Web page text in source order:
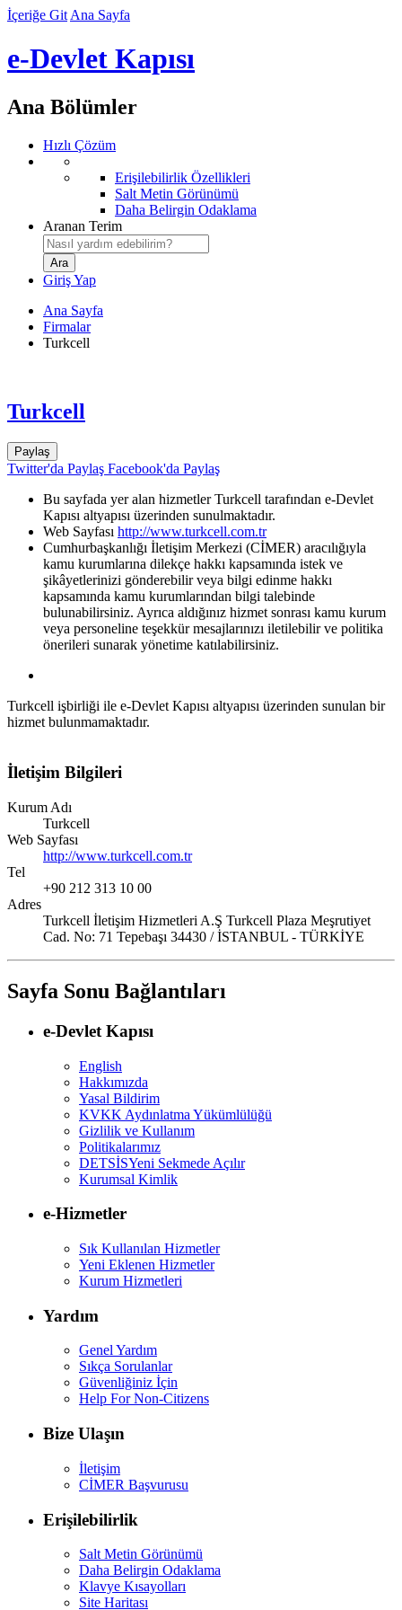
İçeriğe Git Ana Sayfa
e-Devlet Kapısı
Ana Bölümler
Hızlı Çözüm
Erişilebilirlik Özellikleri
Salt Metin Görünümü
Daha Belirgin Odaklama
Aranan Terim
Giriş Yap
Ana Sayfa
Firmalar
Turkcell
Turkcell
Paylaş
Twitter'da Paylaş Facebook'da Paylaş
Bu sayfada yer alan hizmetler Turkcell tarafından e-Devlet
Kapısı altyapısı üzerinden sunulmaktadır.
Web Sayfası http://www.turkcell.com.tr
Cumhurbaşkanlığı İletişim Merkezi (CİMER) aracılığıyla
kamu kurumlarına dilekçe hakkı kapsamında istek ve
şikâyetlerinizi gönderebilir veya bilgi edinme hakkı
kapsamında kamu kurumlarından bilgi talebinde
bulunabilirsiniz. Ayrıca aldığınız hizmet sonrası kamu kurum
veya personeline teşekkür mesajlarınızı iletilebilir ve politika
önerileri sunarak yönetime katılabilirsiniz.
Turkcell işbirliği ile e-Devlet Kapısı altyapısı üzerinden sunulan bir
hizmet bulunmamaktadır.
İletişim Bilgileri
Kurum Adı
Turkcell
Web Sayfası
http://www.turkcell.com.tr
Tel
+90 212 313 10 00
Adres
Turkcell İletişim Hizmetleri A.Ş Turkcell Plaza Meşrutiyet
Cad. No: 71 Tepebaşı 34430 / İSTANBUL - TÜRKİYE
Sayfa Sonu Bağlantıları
e-Devlet Kapısı
English
Hakkımızda
Yasal Bildirim
KVKK Aydınlatma Yükümlülüğü
Gizlilik ve Kullanım
Politikalarımız
DETSİSYeni Sekmede Açılır
Kurumsal Kimlik
e-Hizmetler
Sık Kullanılan Hizmetler
Yeni Eklenen Hizmetler
Kurum Hizmetleri
Yardım
Genel Yardım
Sıkça Sorulanlar
Güvenliğiniz İçin
Help For Non-Citizens
Bize Ulaşın
İletişim
CİMER Başvurusu
Erişilebilirlik
Salt Metin Görünümü
Daha Belirgin Odaklama
Klavye Kısayolları
Site Haritası